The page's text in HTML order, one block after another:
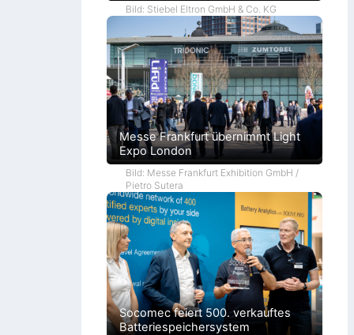
Bild: Stiebel Eltron GmbH & Co. KG
Messe Frankfurt übernimmt Light
Expo London
Bild: Messe Frankfurt Exhibition GmbH /
Pietro Sutera
Socomec feiert 500. verkauftes
Batteriespeichersystem